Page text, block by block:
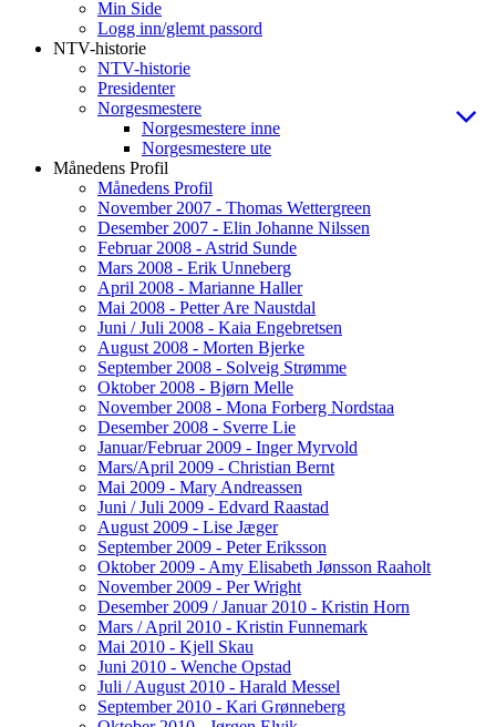
Min Side
Logg inn/glemt passord
NTV-historie
NTV-historie
Presidenter
Norgesmestere
Norgesmestere inne
Norgesmestere ute
Månedens Profil
Månedens Profil
November 2007 - Thomas Wettergreen
Desember 2007 - Elin Johanne Nilssen
Februar 2008 - Astrid Sunde
Mars 2008 - Erik Unneberg
April 2008 - Marianne Haller
Mai 2008 - Petter Are Naustdal
Juni / Juli 2008 - Kaia Engebretsen
August 2008 - Morten Bjerke
September 2008 - Solveig Strømme
Oktober 2008 - Bjørn Melle
November 2008 - Mona Forberg Nordstaa
Desember 2008 - Sverre Lie
Januar/Februar 2009 - Inger Myrvold
Mars/April 2009 - Christian Bernt
Mai 2009 - Mary Andreassen
Juni / Juli 2009 - Edvard Raastad
August 2009 - Lise Jæger
September 2009 - Peter Eriksson
Oktober 2009 - Amy Elisabeth Jønsson Raaholt
November 2009 - Per Wright
Desember 2009 / Januar 2010 - Kristin Horn
Mars / April 2010 - Kristin Funnemark
Mai 2010 - Kjell Skau
Juni 2010 - Wenche Opstad
Juli / August 2010 - Harald Messel
September 2010 - Kari Grønneberg